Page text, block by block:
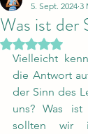
Was ist der
5. Sept. 2024 3
Mit NaN von
Vielleicht
die Antwort
der Sinn des
uns? Was
sollten wir